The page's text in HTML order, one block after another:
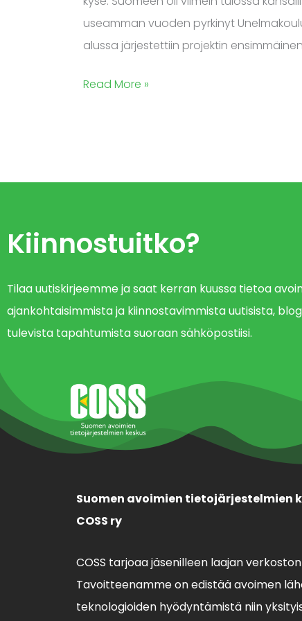
useamman vuoden pyrkinyt
alussa järjestettiin projektin
ja
avoimuudella
erinomaisia
Read More »
Kiinnostuitko?
Tilaa uutiskirjeemme ja saat kerran kuussa tietoa
ajankohtaisimmista ja kiinnostavimmista uutisista,
tulevista tapahtumista suoraan sähköpostiisi.
Suomen avoimien tietojärjestelmien
COSS ry
COSS tarjoaa jäsenilleen laajan
Tavoitteenamme on edistää avoimen
teknologioiden hyödyntämistä niin